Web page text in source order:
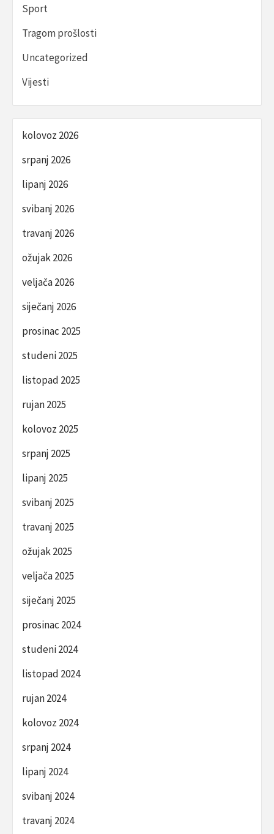
Sport
Tragom prošlosti
Uncategorized
Vijesti
kolovoz 2026
srpanj 2026
lipanj 2026
svibanj 2026
travanj 2026
ožujak 2026
veljača 2026
siječanj 2026
prosinac 2025
studeni 2025
listopad 2025
rujan 2025
kolovoz 2025
srpanj 2025
lipanj 2025
svibanj 2025
travanj 2025
ožujak 2025
veljača 2025
siječanj 2025
prosinac 2024
studeni 2024
listopad 2024
rujan 2024
kolovoz 2024
srpanj 2024
lipanj 2024
svibanj 2024
travanj 2024